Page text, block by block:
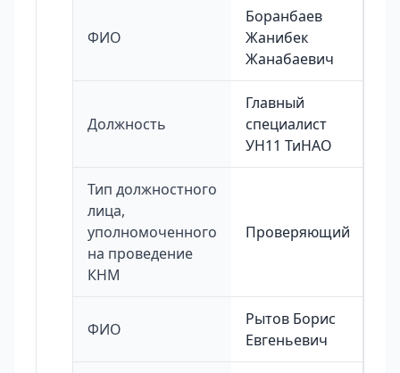
ФИО
Боранбаев
Жанибек
Жанабаевич
Должность
Главный
специалист
УН11 ТиНАО
Тип должностного
лица,
уполномоченного
на проведение
КНМ
Проверяющий
ФИО
Рытов Борис
Евгеньевич